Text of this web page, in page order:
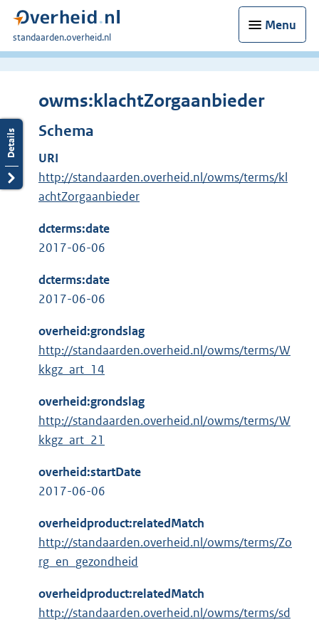
Menu
U
bent
standaarden.overheid.nl
owms:klachtZorgaanbieder
Schema
URI
http://standaarden.overheid.nl/owms/terms/kl
achtZorgaanbieder
dcterms:date
2017-06-06
dcterms:date
2017-06-06
overheid:grondslag
http://standaarden.overheid.nl/owms/terms/W
kkgz_art_14
overheid:grondslag
http://standaarden.overheid.nl/owms/terms/W
kkgz_art_21
overheid:startDate
2017-06-06
overheidproduct:relatedMatch
http://standaarden.overheid.nl/owms/terms/Zo
rg_en_gezondheid
overheidproduct:relatedMatch
http://standaarden.overheid.nl/owms/terms/sd